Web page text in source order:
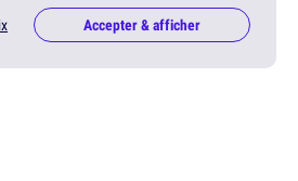
Accepter & afficher